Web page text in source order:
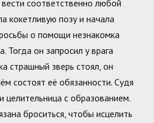
соответственно любой
кокетливую позу и начала
о помощи незнакомка
Тогда он запросил у врага
страшный зверь стоял, он
состоят её обязанности. Судя
с образованием.
броситься, чтобы исцелить